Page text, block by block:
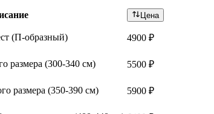
Цена
(П-образный) 4900 ₽
размера (300-340 см) 5500 ₽
размера (350-390 см) 5900 ₽